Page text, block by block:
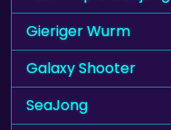
Gieriger Wurm
Galaxy Shooter
SeaJong